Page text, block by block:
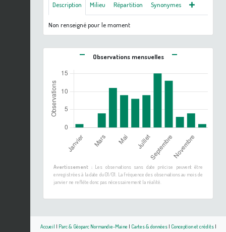
Description Milieu Répartition Synonymes
Non renseigné pour le moment
Observations mensuelles
Avertissement :Les observations sans date précise peuvent être
enregistrées à la date du 01/01. La fréquence des observations au mois de
janvier ne reflète donc pas nécessairement la réalité.
Accueil | Parc & Géoparc Normandie-Maine | Cartes & données| Conception et crédits|